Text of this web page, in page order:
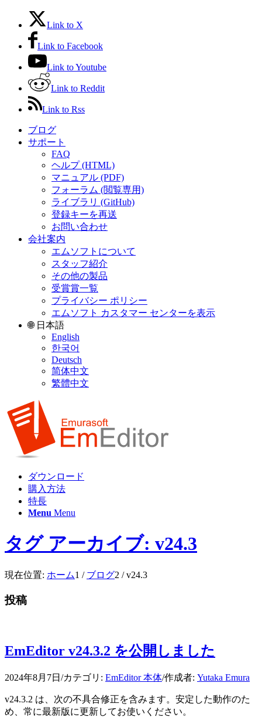
Link to X
Link to Facebook
Link to Youtube
Link to Reddit
Link to Rss
ブログ
サポート
FAQ
ヘルプ (HTML)
マニュアル (PDF)
フォーラム (閲覧専用)
ライブラリ (GitHub)
登録キーを再送
お問い合わせ
会社案内
エムソフトについて
スタッフ紹介
その他の製品
受賞賞一覧
プライバシー ポリシー
エムソフト カスタマー センターを表示
🌐 日本語
English
한국어
Deutsch
简体中文
繁體中文
ダウンロード
購入方法
特長
Menu Menu
タグ アーカイブ: v24.3
現在位置: ホーム1 / ブログ2 / v24.3
投稿
EmEditor v24.3.2 を公開しました
2024年8月7日 /カテゴリ: EmEditor 本体/作成者: Yutaka Emura
v24.3.2 は、次の不具合修正を含みます。安定した動作のた
め、常に最新版に更新してお使いください。